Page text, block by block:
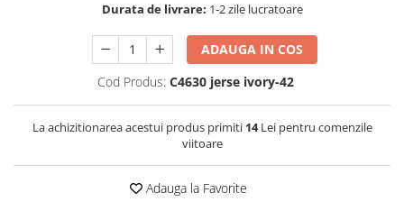
Durata de livrare: 1-2 zile lucratoare
ADAUGA IN COS
Cod Produs: C4630 jerse ivory-42
La achizitionarea acestui produs primiti 14Lei pentru comenzile
viitoare
Adauga la Favorite